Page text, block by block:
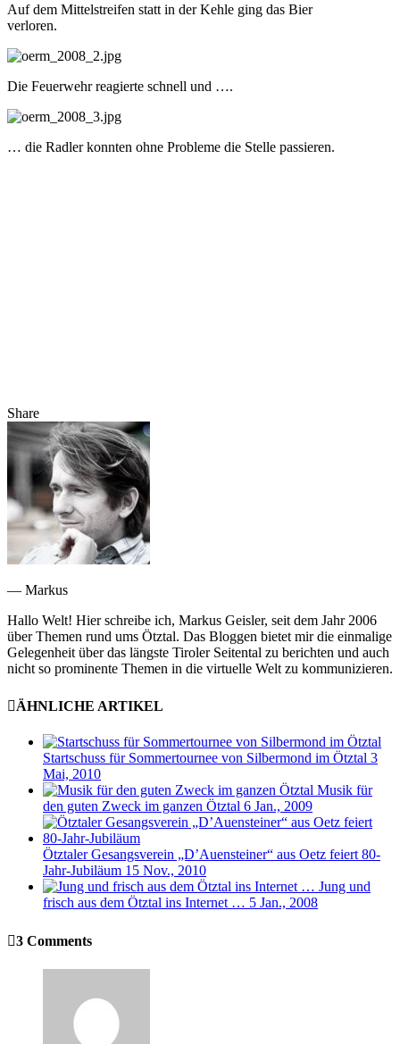
Auf dem Mittelstreifen statt in der Kehle ging das Bier
verloren.
Die Feuerwehr reagierte schnell und ….
… die Radler konnten ohne Probleme die Stelle passieren.
Share
— Markus
Hallo Welt! Hier schreibe ich, Markus Geisler, seit dem Jahr 2006
über Themen rund ums Ötztal. Das Bloggen bietet mir die einmalige
Gelegenheit über das längste Tiroler Seitental zu berichten und auch
nicht so prominente Themen in die virtuelle Welt zu kommunizieren.
ÄHNLICHE ARTIKEL
Startschuss für Sommertournee von Silbermond im Ötztal 3
Mai, 2010
Musik für
den guten Zweck im ganzen Ötztal 6 Jan., 2009
Ötztaler Gesangsverein „D’Auensteiner“ aus Oetz feiert 80-
Jahr-Jubiläum 15 Nov., 2010
Jung und
frisch aus dem Ötztal ins Internet … 5 Jan., 2008
3 Comments